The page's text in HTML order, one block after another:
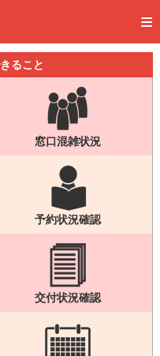
ること
窓口混雑状況
予約状況確認
交付状況確認